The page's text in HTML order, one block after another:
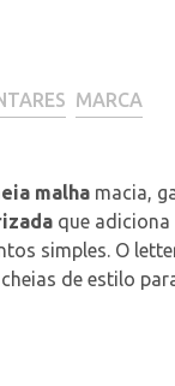
MARCA
malha macia,
que adiciona
simples. O
de estilo